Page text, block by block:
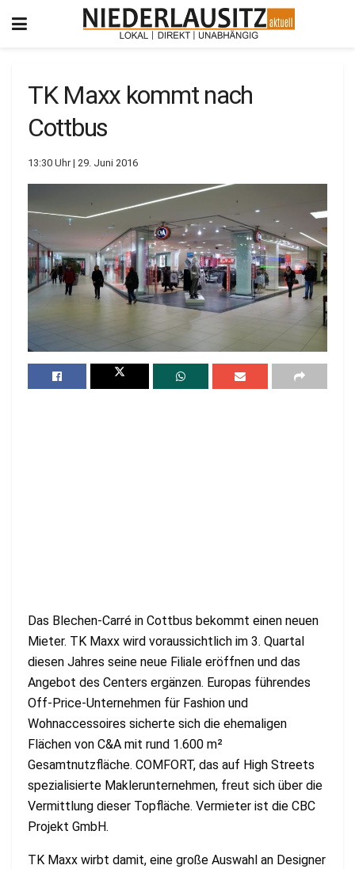
TK Maxx kommt nach
Cottbus
13:30 Uhr | 29. Juni 2016
Das Blechen-Carré in Cottbus bekommt einen neuen
Mieter. TK Maxx wird voraussichtlich im 3. Quartal
diesen Jahres seine neue Filiale eröffnen und das
Angebot des Centers ergänzen. Europas führendes
Off-Price-Unternehmen für Fashion und
Wohnaccessoires sicherte sich die ehemaligen
Flächen von C&A mit rund 1.600 m²
Gesamtnutzfläche. COMFORT, das auf High Streets
spezialisierte Maklerunternehmen, freut sich über die
Vermittlung dieser Topfläche. Vermieter ist die CBC
Projekt GmbH.
TK Maxx wirbt damit, eine große Auswahl an Designer